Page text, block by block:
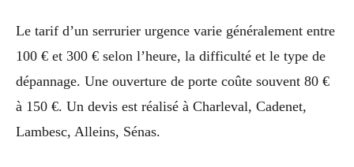
Le tarif d’un serrurier urgence varie généralement entre
100 € et 300 € selon l’heure, la difficulté et le type de
dépannage. Une ouverture de porte coûte souvent 80 €
à 150 €. Un devis est réalisé à Charleval, Cadenet,
Lambesc, Alleins, Sénas.